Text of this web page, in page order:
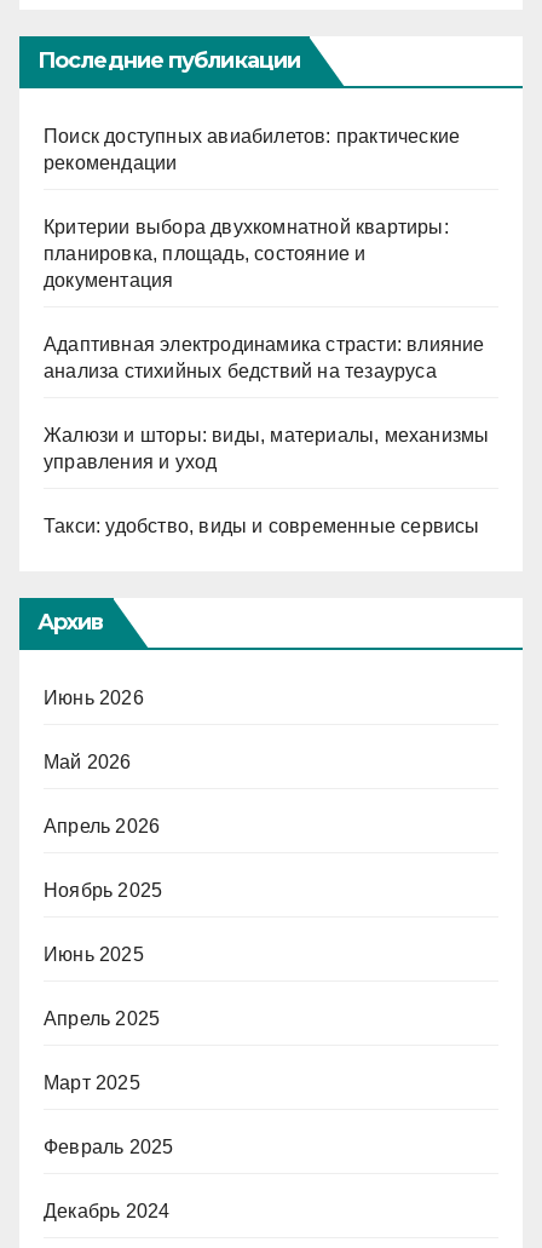
Последние публикации
Поиск доступных авиабилетов: практические
рекомендации
Критерии выбора двухкомнатной квартиры:
планировка, площадь, состояние и
документация
Адаптивная электродинамика страсти: влияние
анализа стихийных бедствий на тезауруса
Жалюзи и шторы: виды, материалы, механизмы
управления и уход
Такси: удобство, виды и современные сервисы
Архив
Июнь 2026
Май 2026
Апрель 2026
Ноябрь 2025
Июнь 2025
Апрель 2025
Март 2025
Февраль 2025
Декабрь 2024